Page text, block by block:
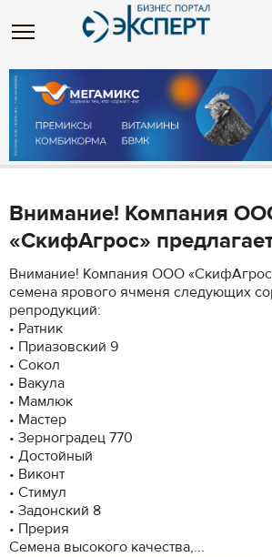
Внимание! Компания
«СкифАгрос»
Внимание! Компания ООО
семена ярового ячменя следующих
репродукций:
• Ратник
• Приазовский 9
• Сокол
• Вакула
• Мамлюк
• Мастер
• Зерноградец 770
• Достойный
• Виконт
• Стимул
• Задонский 8
• Прерия
Семена высокого качества,...